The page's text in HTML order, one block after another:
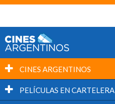
CINES ARGENTINOS
PELÍCULAS EN CARTELERA